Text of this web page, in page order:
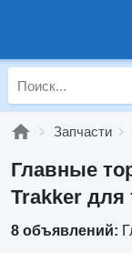
Запчасти
Главные
Trakker для
8 объявлений: